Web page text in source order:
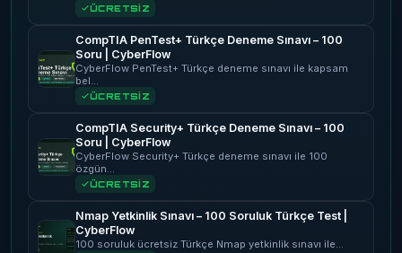
ÜCRETSİZ
CompTIA PenTest+ Türkçe Deneme Sınavı – 100
Soru | CyberFlow
CyberFlow PenTest+ Türkçe deneme sınavı ile kapsam
bel…
ÜCRETSİZ
CompTIA Security+ Türkçe Deneme Sınavı – 100
Soru | CyberFlow
CyberFlow Security+ Türkçe deneme sınavı ile 100
özgün…
ÜCRETSİZ
Nmap Yetkinlik Sınavı – 100 Soruluk Türkçe Test |
CyberFlow
100 soruluk ücretsiz Türkçe Nmap yetkinlik sınavı ile…